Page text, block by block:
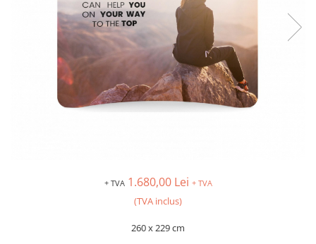
+ TVA 1.680,00 Lei + TVA
(TVA inclus)
260 x 229 cm